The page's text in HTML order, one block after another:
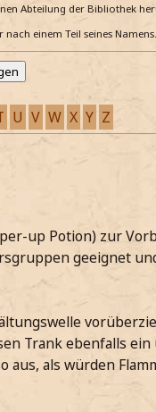
Abteilung der Bibliothek
einem Teil seines
U V W X Y Z
up Potion) zur
geeignet
Trank ebenfalls
als würden